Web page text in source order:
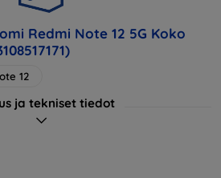
Redmi Note 12 5G Koko
12
ja tekniset tiedot